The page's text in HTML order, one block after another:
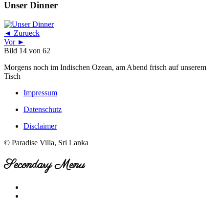
Unser Dinner
◄ Zurueck
Vor ►
Bild 14 von 62
Morgens noch im Indischen Ozean, am Abend frisch auf unserem
Tisch
Impressum
Datenschutz
Disclaimer
© Paradise Villa, Sri Lanka
Secondary Menu